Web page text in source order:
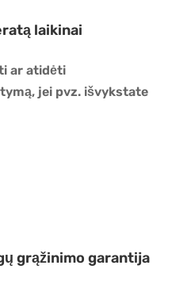
laikinai
ar atidėti
jei pvz. išvykstate
grąžinimo garantija